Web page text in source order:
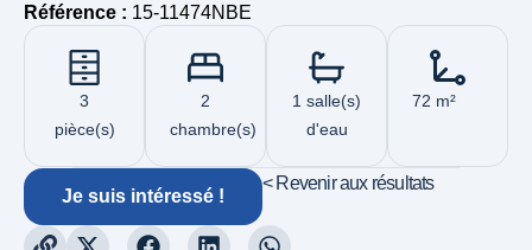
Référence : 15-11474NBE
3
pièce(s)
2
chambre(s)
1 salle(s)
d'eau
72 m²
Je suis intéressé !
< Revenir aux résultats